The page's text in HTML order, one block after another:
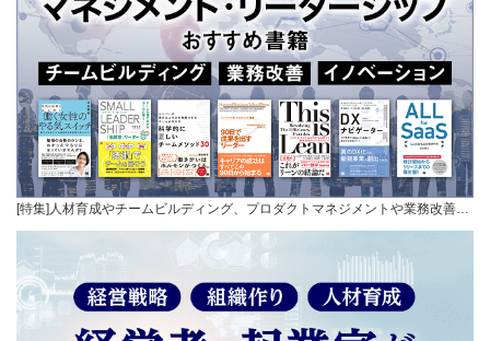
[特集]人材育成やチームビルディング、プロダクトマネジメントや業務改善…